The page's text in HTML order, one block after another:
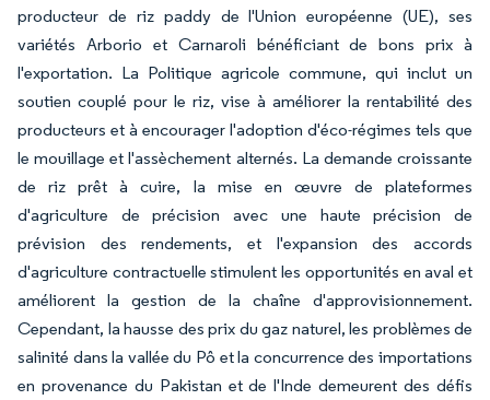
producteur de riz paddy de l'Union européenne (UE), ses
variétés Arborio et Carnaroli bénéficiant de bons prix à
l'exportation. La Politique agricole commune, qui inclut un
soutien couplé pour le riz, vise à améliorer la rentabilité des
producteurs et à encourager l'adoption d'éco-régimes tels que
le mouillage et l'assèchement alternés. La demande croissante
de riz prêt à cuire, la mise en œuvre de plateformes
d'agriculture de précision avec une haute précision de
prévision des rendements, et l'expansion des accords
d'agriculture contractuelle stimulent les opportunités en aval et
améliorent la gestion de la chaîne d'approvisionnement.
Cependant, la hausse des prix du gaz naturel, les problèmes de
salinité dans la vallée du Pô et la concurrence des importations
en provenance du Pakistan et de l'Inde demeurent des défis